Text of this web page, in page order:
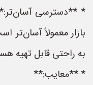
* **دسترسی
بازار معمولاً آسان‌تر
به راحتی قابل تهیه
* **معایب:**